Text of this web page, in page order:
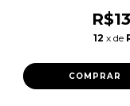
12 x de